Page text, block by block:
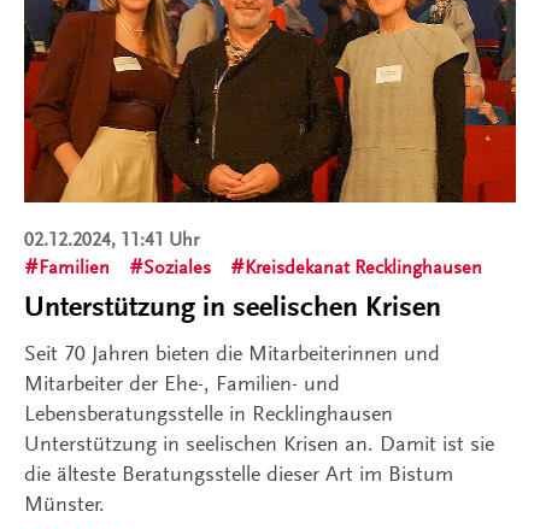
02.12.2024, 11:41 Uhr
Familien
Soziales Kreisdekanat Recklinghausen
Unterstützung in seelischen Krisen
Seit 70 Jahren bieten die Mitarbeiterinnen und
Mitarbeiter der Ehe-, Familien- und
Lebensberatungsstelle in Recklinghausen
Unterstützung in seelischen Krisen an. Damit ist sie
die älteste Beratungsstelle dieser Art im Bistum
Münster.